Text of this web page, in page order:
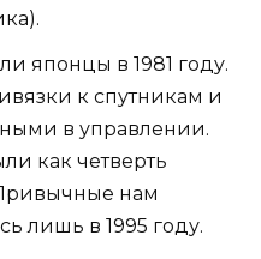
японцы в 1981 году.
к спутникам и
в управлении.
как четверть
нам
лишь в 1995 году.